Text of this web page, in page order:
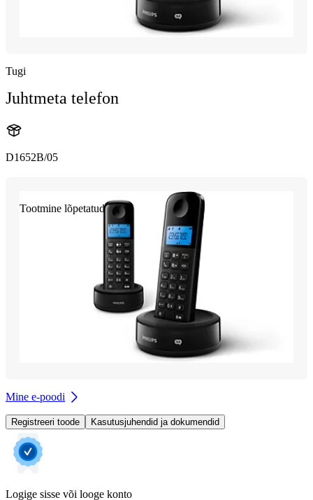
Tugi
Juhtmeta telefon
D1652B/05
Tootmine lõpetatud
Mine e-poodi
Registreeri toode Kasutusjuhendid ja dokumendid
Logige sisse või looge konto